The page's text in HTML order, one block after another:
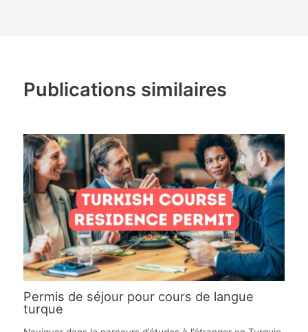
Publications similaires
Permis de séjour pour cours de langue
turque